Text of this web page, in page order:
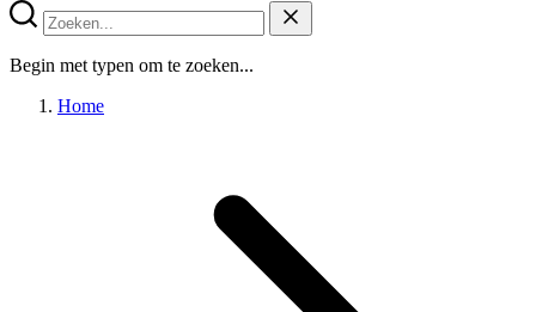
Begin met typen om te zoeken...
Home